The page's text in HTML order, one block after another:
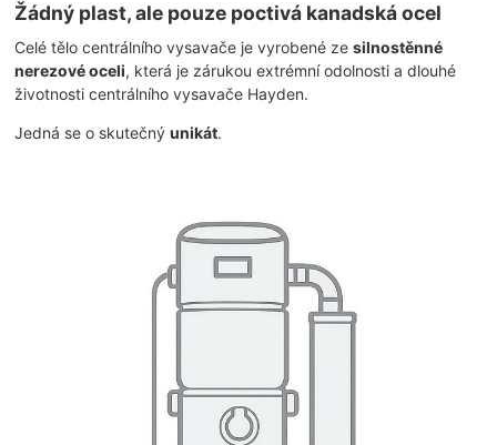
Žádný plast, ale pouze poctivá kanadská ocel
Celé tělo centrálního vysavače je vyrobené zesilnostěnné
nerezové oceli, která je zárukou extrémní odolnosti a dlouhé
životnosti centrálního vysavače Hayden.
Jedná se o skutečnýunikát.